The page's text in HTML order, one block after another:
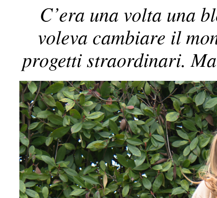
C’era una volta una
voleva cambiare il
progetti straordinari.